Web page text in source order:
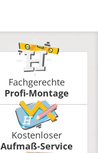
Fachgerechte
Profi-Montage
Kostenloser
Aufmaß-Service